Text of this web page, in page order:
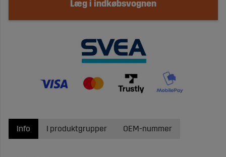
Læg i indkøbsvognen
Info I produktgrupper OEM-nummer